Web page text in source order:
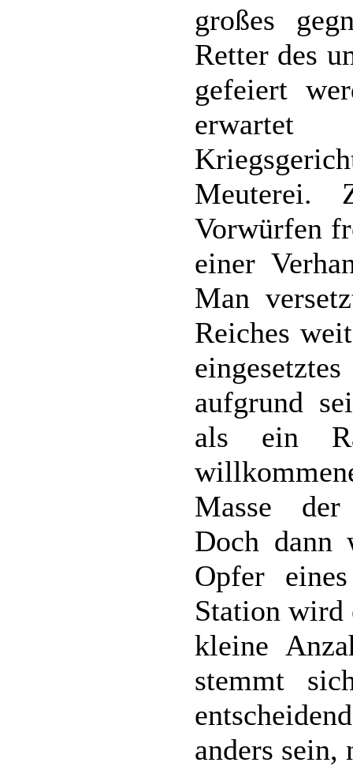
großes
Retter des
gefeiert
Vorwürfen
einer
Man
Reiches
aufgrund
als ein
Masse der
Doch dann
Opfer
Station wird
kleine
stemmt
anders